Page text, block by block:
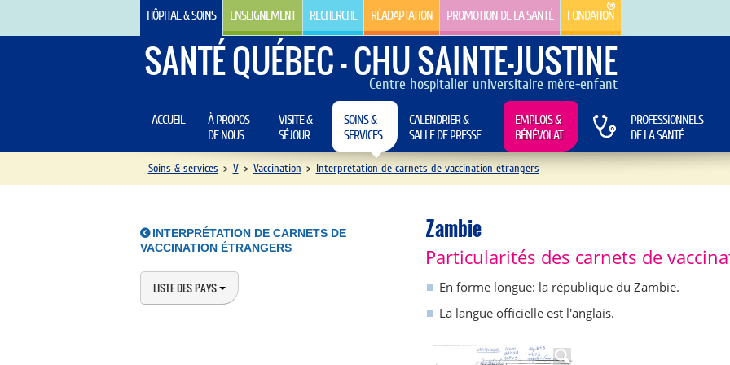
HÔPITAL & SOINS ENSEIGNEMENT RECHERCHE RÉADAPTATION PROMOTION DE LA SANTÉ FONDATION
SANTÉ QUÉBEC - CHU SAINTE-JUSTINE
Centre hospitalier universitaire mère-enfant
ACCUEIL
À PROPOS
DE NOUS
VISITE &
SÉJOUR
SOINS &
SERVICES
CALENDRIER &
SALLE DE PRESSE
EMPLOIS &
BÉNÉVOLAT
PROFESSIONNELS
DE LA SANTÉ
Soins & services > V > Vaccination > Interprétation de carnets de vaccination étrangers
INTERPRÉTATION DE CARNETS DE
VACCINATION ÉTRANGERS
LISTE DES PAYS
Zambie
Particularités des carnets de
En forme longue: la république du Zambie.
La langue officielle est l'anglais.